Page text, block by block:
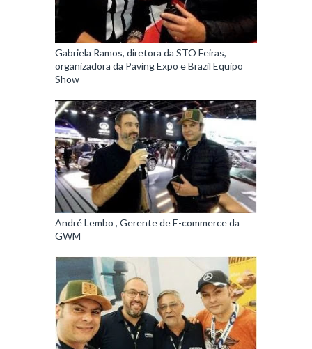
Gabriela Ramos, diretora da STO Feiras,
organizadora da Paving Expo e Brazil Equipo
Show
André Lembo , Gerente de E-commerce da
GWM